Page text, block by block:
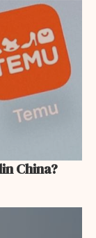
China?